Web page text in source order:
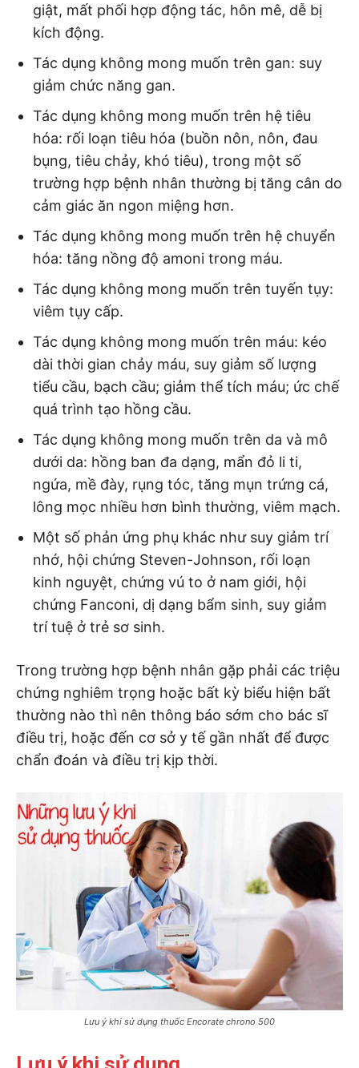
giật, mất phối hợp động tác, hôn mê, dễ bị
kích động.
Tác dụng không mong muốn trên gan: suy
giảm chức năng gan.
Tác dụng không mong muốn trên hệ tiêu
hóa: rối loạn tiêu hóa (buồn nôn, nôn, đau
bụng, tiêu chảy, khó tiêu), trong một số
trường hợp bệnh nhân thường bị tăng cân do
cảm giác ăn ngon miệng hơn.
Tác dụng không mong muốn trên hệ chuyển
hóa: tăng nồng độ amoni trong máu.
Tác dụng không mong muốn trên tuyến tụy:
viêm tụy cấp.
Tác dụng không mong muốn trên máu: kéo
dài thời gian chảy máu, suy giảm số lượng
tiểu cầu, bạch cầu; giảm thể tích máu; ức chế
quá trình tạo hồng cầu.
Tác dụng không mong muốn trên da và mô
dưới da: hồng ban đa dạng, mẩn đỏ li ti,
ngứa, mề đày, rụng tóc, tăng mụn trứng cá,
lông mọc nhiều hơn bình thường, viêm mạch.
Một số phản ứng phụ khác như suy giảm trí
nhớ, hội chứng Steven-Johnson, rối loạn
kinh nguyệt, chứng vú to ở nam giới, hội
chứng Fanconi, dị dạng bẩm sinh, suy giảm
trí tuệ ở trẻ sơ sinh.
Trong trường hợp bệnh nhân gặp phải các triệu
chứng nghiêm trọng hoặc bất kỳ biểu hiện bất
thường nào thì nên thông báo sớm cho bác sĩ
điều trị, hoặc đến cơ sở y tế gần nhất để được
chẩn đoán và điều trị kịp thời.
Lưu ý khi sử dụng thuốc Encorate chrono 500